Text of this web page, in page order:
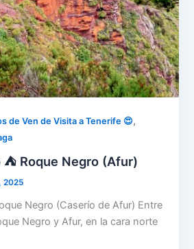
de Ven de Visita a Tenerife 😍,
⛺ Roque Negro (Afur)
2025
Negro (Caserío de Afur) Entre
Negro y Afur, en la cara norte